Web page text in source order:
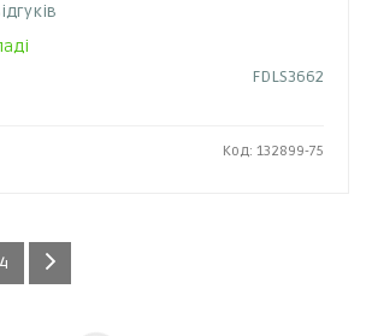
FDLS3662
Код: 132899-75
4